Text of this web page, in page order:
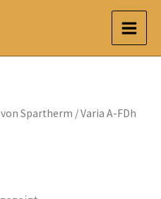
Spartherm / Varia A-FDh